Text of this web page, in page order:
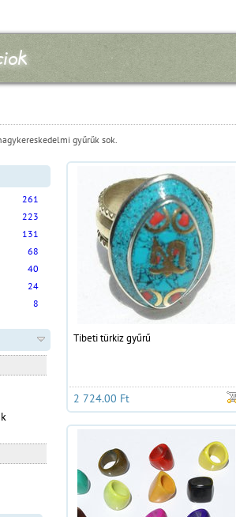
gyűrűk sok.
261
223
131
68
40
24
8
Tibeti türkiz gyűrű
2 724.00 Ft